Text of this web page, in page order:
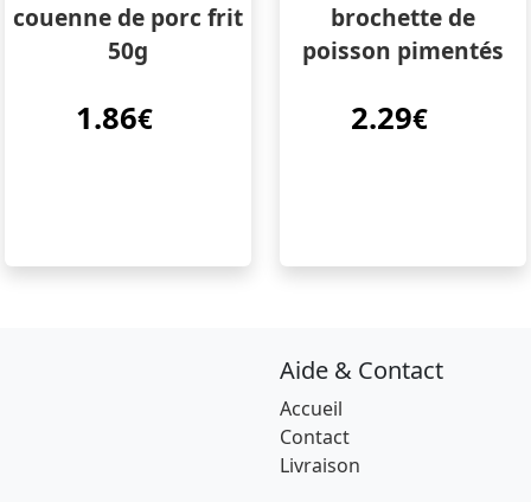
couenne de porc frit
50g
1.86€
brochette de
poisson pimentés
2.29€
Aide & Contact
Accueil
Contact
Livraison